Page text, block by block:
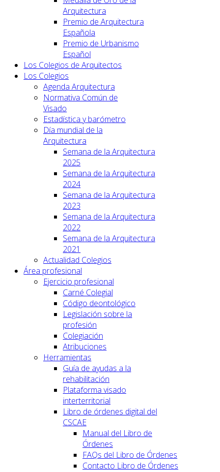
Arquitectura
Premio de Arquitectura
Española
Premio de Urbanismo
Español
Los Colegios de Arquitectos
Los Colegios
Agenda Arquitectura
Normativa Común de
Visado
Estadística y barómetro
Día mundial de la
Arquitectura
Semana de la Arquitectura
2025
Semana de la Arquitectura
2024
Semana de la Arquitectura
2023
Semana de la Arquitectura
2022
Semana de la Arquitectura
2021
Actualidad Colegios
Área profesional
Ejercicio profesional
Carné Colegial
Código deontológico
Legislación sobre la
profesión
Colegiación
Atribuciones
Herramientas
Guía de ayudas a la
rehabilitación
Plataforma visado
interterritorial
Libro de órdenes digital del
CSCAE
Manual del Libro de
Órdenes
FAQs del Libro de Órdenes
Contacto Libro de Órdenes